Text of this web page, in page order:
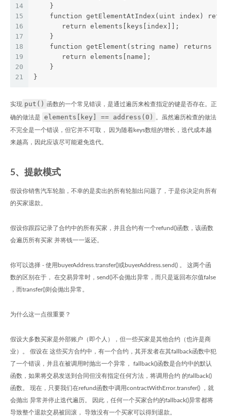
14
15
16
17
18
19
20
21
    }
function getElementAtIndex(uint index)
       return elements[keys[index]];
    }
function getElement(string name) returns
       return elements[name];
    }
}
实现 put() 函数的一个常见错误，是通过遍历来检查指定的键是否存在。正
确的做法是 elements[key] == address(0) 。虽然遍历检查的做法
不完全是一个错误，但它并不可取， 因为随着keys数组的增长，迭代成本越
来越高，因此应该尽可能避免迭代。
5、提款模式
假设你销售汽车轮胎，不幸的是卖出的所有轮胎出问题了，于是你决定向所有
的买家退款。
假设你跟踪记录了合约中的所有买家，并且合约有一个refund()函数，该函数
会遍历所有买家 并将钱一一返还。
你可以选择 - 使用buyerAddress.transfer()或buyerAddress.send() 。 这两个函
数的区别在于， 在交易异常时，send()不会抛出异常，而只是返回布尔值false
，而transfer()则会抛出异常。
为什么这一点很重要？
假设大多数买家是外部账户（即个人），但一些买家是其他合约（也许是商
业）。 假设在 这些买方合约中，有一个合约，其开发者在其fallback函数中犯
了一个错误，并且在被调用时抛出一个异常， fallback()函数是合约中的默认
函数，如果将交易发送到合同但没有指定任何方法，将调用合约 的fallback()
函数。 现在，只要我们在refund函数中调用contractWithError.transfer() ，就
会抛出 异常并停止迭代遍历。 因此，任何一个买家合约的fallback()异常都将
导致整个退款交易被回滚， 导致没有一个买家可以得到退款。